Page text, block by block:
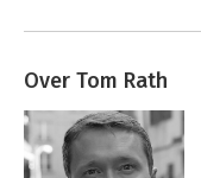
Over Tom Rath